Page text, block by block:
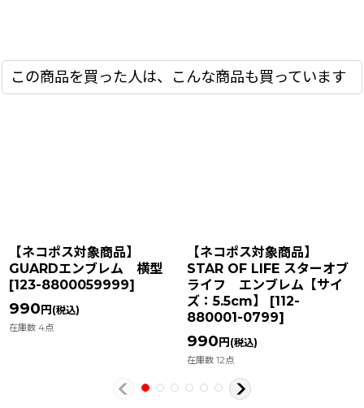
この商品を買った人は、こんな商品も買っています
【ネコポス対象商品】
GUARDエンブレム 横型
[123-8800059999]
990円(税込)
在庫数 4点
【ネコポス対象商品】
STAR OF LIFE スターオブ
ライフ エンブレム【サイ
ズ：5.5cm】
[112-
880001-0799]
990円(税込)
在庫数 12点